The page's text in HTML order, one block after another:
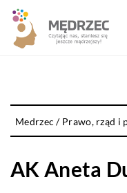
Medrzec / Prawo, rząd i
AK Aneta